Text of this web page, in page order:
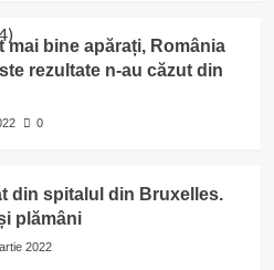
mai bine apărați, România
rezultate n-au căzut din
0
din spitalul din Bruxelles.
plămâni
2022